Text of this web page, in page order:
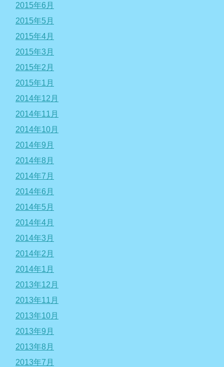
2015年6月
2015年5月
2015年4月
2015年3月
2015年2月
2015年1月
2014年12月
2014年11月
2014年10月
2014年9月
2014年8月
2014年7月
2014年6月
2014年5月
2014年4月
2014年3月
2014年2月
2014年1月
2013年12月
2013年11月
2013年10月
2013年9月
2013年8月
2013年7月